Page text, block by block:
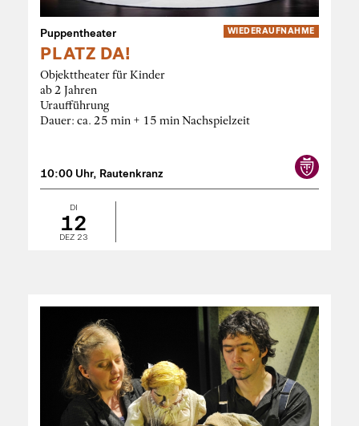
WIEDER­AUFNAHME
Puppentheater
PLATZ DA!
Objekttheater für Kinder
ab 2 Jahren
Uraufführung
Dauer: ca. 25 min + 15 min Nachspielzeit
10:00 Uhr, Rautenkranz
DI
12
DEZ 23